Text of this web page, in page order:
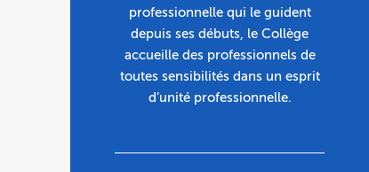
professionnelle qui le guident
depuis ses débuts, le Collège
accueille des professionnels de
toutes sensibilités dans un esprit
d’unité professionnelle.